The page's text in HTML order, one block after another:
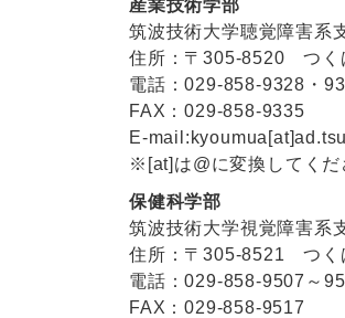
産業技術学部
筑波技術大学聴覚障害系
住所：〒305-8520 つく
電話：029-858-9328・
FAX：029-858-9335
E-
※[at]は@に変換してくだ
保健科学部
筑波技術大学視覚障害系
住所：〒305-8521 つく
電話：029-858-9507～
FAX：029-858-9517